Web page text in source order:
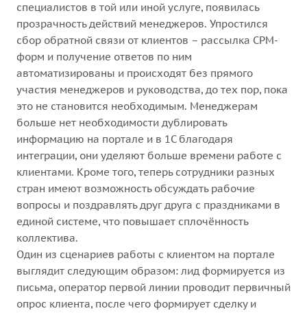
специалистов в той или иной услуге, появилась
прозрачность действий менеджеров. Упростился
сбор обратной связи от клиентов – рассылка CРM-
форм и получение ответов по ним
автоматизированы и происходят без прямого
участия менеджеров и руководства, до тех пор, пока
это не становится необходимым. Менеджерам
больше нет необходимости дублировать
информацию на портале и в 1С благодаря
интеграции, они уделяют больше времени работе с
клиентами. Кроме того, теперь сотрудники разных
стран имеют возможность обсуждать рабочие
вопросы и поздравлять друг друга с праздниками в
единой системе, что повышает сплочённость
коллектива.
Один из сценариев работы с клиентом на портале
выглядит следующим образом: лид формируется из
письма, оператор первой линии проводит первичный
опрос клиента, после чего формирует сделку и